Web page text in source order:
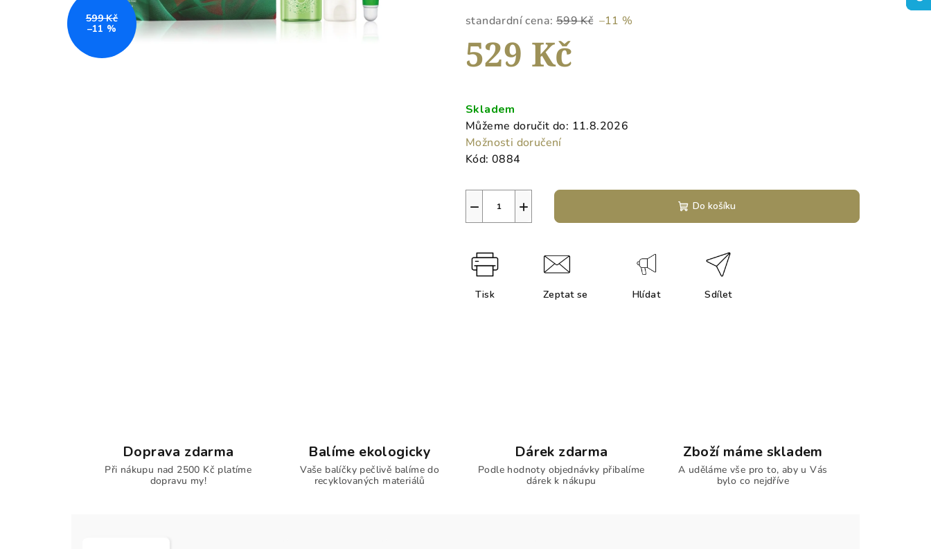
hvězdiček.
standardní cena: 599 Kč –11 %
529 Kč
cena:
Skladem
Můžeme doručit do: 11.8.2026
Možnosti doručení
Kód: 0884
+
− Do košíku
Tisk Zeptat se Hlídat Sdílet
599 Kč
–11 %
Doprava zdarma
Při nákupu nad 2500 Kč platíme
dopravu my!
Balíme ekologicky
Vaše balíčky pečlivě balíme do
recyklovaných materiálů
Dárek zdarma
Podle hodnoty objednávky přibalíme
dárek k nákupu
Zboží máme skladem
A uděláme vše pro to, aby u Vás
bylo co nejdříve